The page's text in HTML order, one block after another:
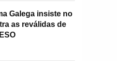
Galega insiste no
as reválidas de